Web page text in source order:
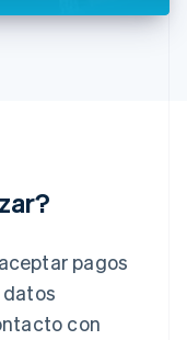
pagos
con